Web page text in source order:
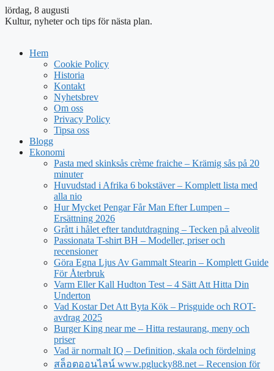
lördag, 8 augusti
Kultur, nyheter och tips för nästa plan.
Hem
Cookie Policy
Historia
Kontakt
Nyhetsbrev
Om oss
Privacy Policy
Tipsa oss
Blogg
Ekonomi
Pasta med skinksås crème fraiche – Krämig sås på 20
minuter
Huvudstad i Afrika 6 bokstäver – Komplett lista med
alla nio
Hur Mycket Pengar Får Man Efter Lumpen –
Ersättning 2026
Grått i hålet efter tandutdragning – Tecken på alveolit
Passionata T-shirt BH – Modeller, priser och
recensioner
Göra Egna Ljus Av Gammalt Stearin – Komplett Guide
För Återbruk
Varm Eller Kall Hudton Test – 4 Sätt Att Hitta Din
Underton
Vad Kostar Det Att Byta Kök – Prisguide och ROT-
avdrag 2025
Burger King near me – Hitta restaurang, meny och
priser
Vad är normalt IQ – Definition, skala och fördelning
สล็อตออนไลน์ www.pglucky88.net – Recension för